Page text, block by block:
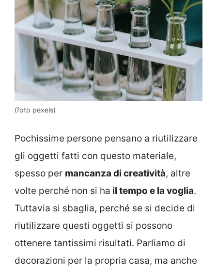
(foto pexels)
Pochissime persone pensano a riutilizzare
gli oggetti fatti con questo materiale,
spesso per mancanza di creatività, altre
volte perché non si ha il tempo e la voglia.
Tuttavia si sbaglia, perché se si decide di
riutilizzare questi oggetti si possono
ottenere tantissimi risultati. Parliamo di
decorazioni per la propria casa, ma anche